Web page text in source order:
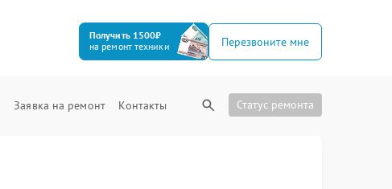
Получить 1500₽
на ремонт техники
Перезвоните мне
Заявка на ремонт Контакты Статус ремонта